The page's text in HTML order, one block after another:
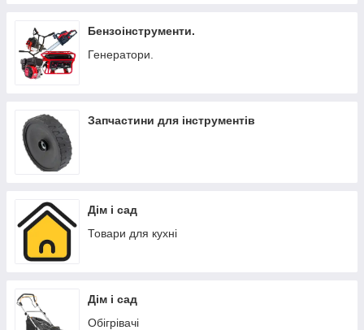
Бензоінструменти.
Генератори.
Запчастини для інструментів
Дім і сад
Товари для кухні
Дім і сад
Обігрівачі